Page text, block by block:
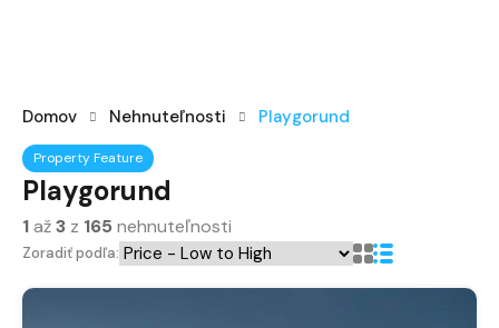
Domov Nehnuteľnosti Playgorund
Property Feature
Playgorund
1až3 z 165 nehnuteľnosti
Zoradiť podľa: